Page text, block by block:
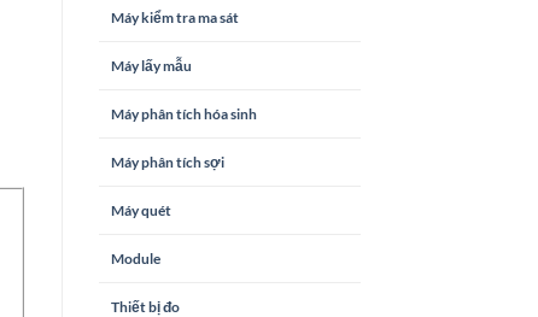
Máy kiểm tra ma sát
Máy lấy mẫu
Máy phân tích hóa sinh
Máy phân tích sợi
Máy quét
Module
Thiết bị đo